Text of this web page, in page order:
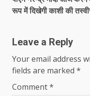
रूप में दिखेगी काशी की
Leave a Reply
Your email address
fields are marked *
Comment*